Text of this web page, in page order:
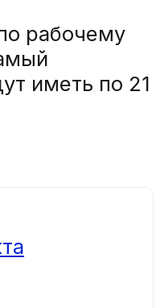
рабочему
иметь по 21